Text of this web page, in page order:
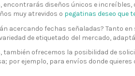
encontrarás diseños únicos e
muy atrevidos o pegatinas deseo que
acercando fechas señaladas? Tanto
de etiquetado del mercado,
también ofrecemos la posibilidad de
por ejemplo, para envíos donde quieres